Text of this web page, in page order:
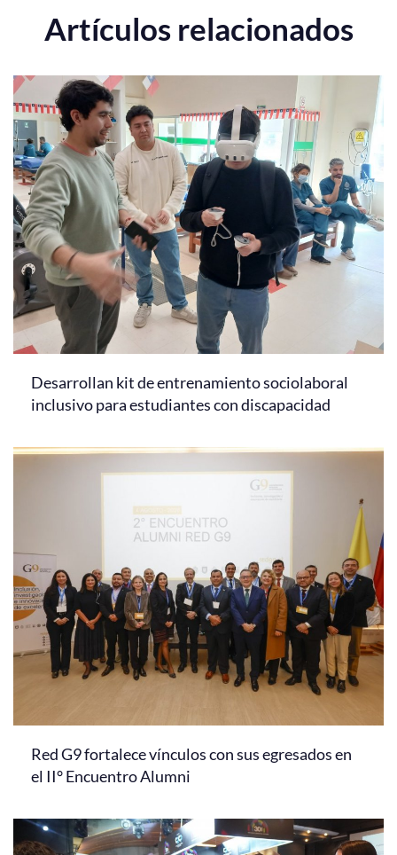
Artículos relacionados
Desarrollan kit de entrenamiento sociolaboral
inclusivo para estudiantes con discapacidad
Red G9 fortalece vínculos con sus egresados en
el II° Encuentro Alumni